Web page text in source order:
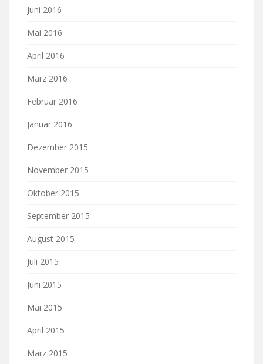
Juni 2016
Mai 2016
April 2016
März 2016
Februar 2016
Januar 2016
Dezember 2015
November 2015
Oktober 2015
September 2015
August 2015
Juli 2015
Juni 2015
Mai 2015
April 2015
März 2015